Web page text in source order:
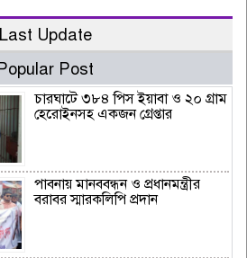
Last Update
Post
চারঘাটে ৩৮৪ পিস ইয়াবা ও ২০ গ্রাম
হেরোইনসহ একজন গ্রেপ্তার
পাবনায় মানববন্ধন ও প্রধানমন্ত্রীর
বরাবর স্মারকলিপি প্রদান